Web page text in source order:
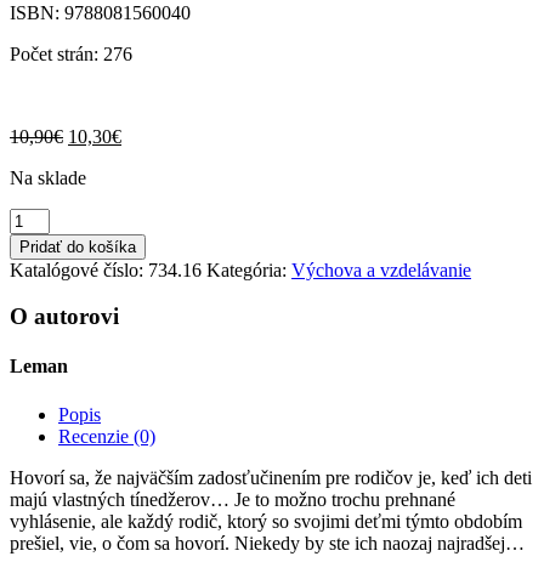
ISBN: 9788081560040
Počet strán: 276
10,90€ Pôvodná
bola:
10,30€Aktuálna
Na sklade
množstvo
5
dní
a
váš
tínedžer
iný
Pridať do košíka
Katalógové číslo: 734.16 Kategória: Výchova a vzdelávanie
O autorovi
Leman
Popis
Recenzie (0)
Hovorí sa, že najväčším zadosťučinením pre rodičov je, keď ich deti
majú vlastných tínedžerov… Je to možno trochu prehnané
vyhlásenie, ale každý rodič, ktorý so svojimi deťmi týmto obdobím
prešiel, vie, o čom sa hovorí. Niekedy by ste ich naozaj najradšej…